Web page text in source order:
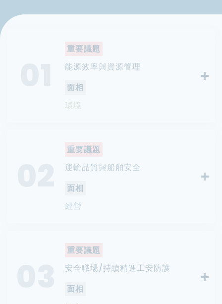
重要議題
能源效率與資源管理
面相
環境
重要議題
運輸品質與船舶安全
面相
經營
重要議題
安全職場/持續精進工安防護
面相